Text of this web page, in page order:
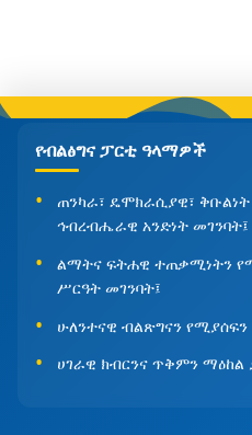
የብልፅግና ፓርቲ ዓላማዎች
ጠንካራ፣ ዴሞክራሲያዊ፣
ኅብረብሔራዊ አንድነት መገንባት፤
ልማትና ፍትሐዊ ተጠቃሚነትን
ሥርዓት መገንባት፤
ሁለንተናዊ ብልጽግናን
ሀገራዊ ክብርንና ጥቅምን ማዕከል